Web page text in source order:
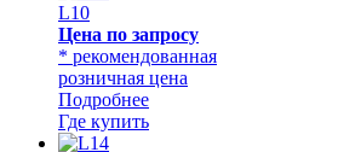
L10
Цена по запросу
* рекомендованная
розничная цена
Подробнее
Где купить